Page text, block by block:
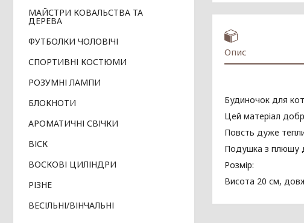
Опис
Будиночок для
Цей матеріал
Повсть дуже
Подушка з плюшу
Розмір:
Висота 20 см,
МАЙСТРИ КОВАЛЬСТВА ТА
ДЕРЕВА
ФУТБОЛКИ ЧОЛОВІЧІ
СПОРТИВНІ КОСТЮМИ
РОЗУМНІ ЛАМПИ
БЛОКНОТИ
АРОМАТИЧНІ СВІЧКИ
ВІСК
ВОСКОВІ ЦИЛІНДРИ
РІЗНЕ
ВЕСІЛЬНІ/ВІНЧАЛЬНІ